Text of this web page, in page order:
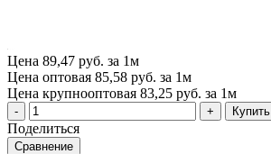
Цена 89,47 руб. за 1м
Цена оптовая 85,58 руб. за 1м
Цена крупнооптовая 83,25 руб. за 1м
Купить
Поделиться
Сравнение